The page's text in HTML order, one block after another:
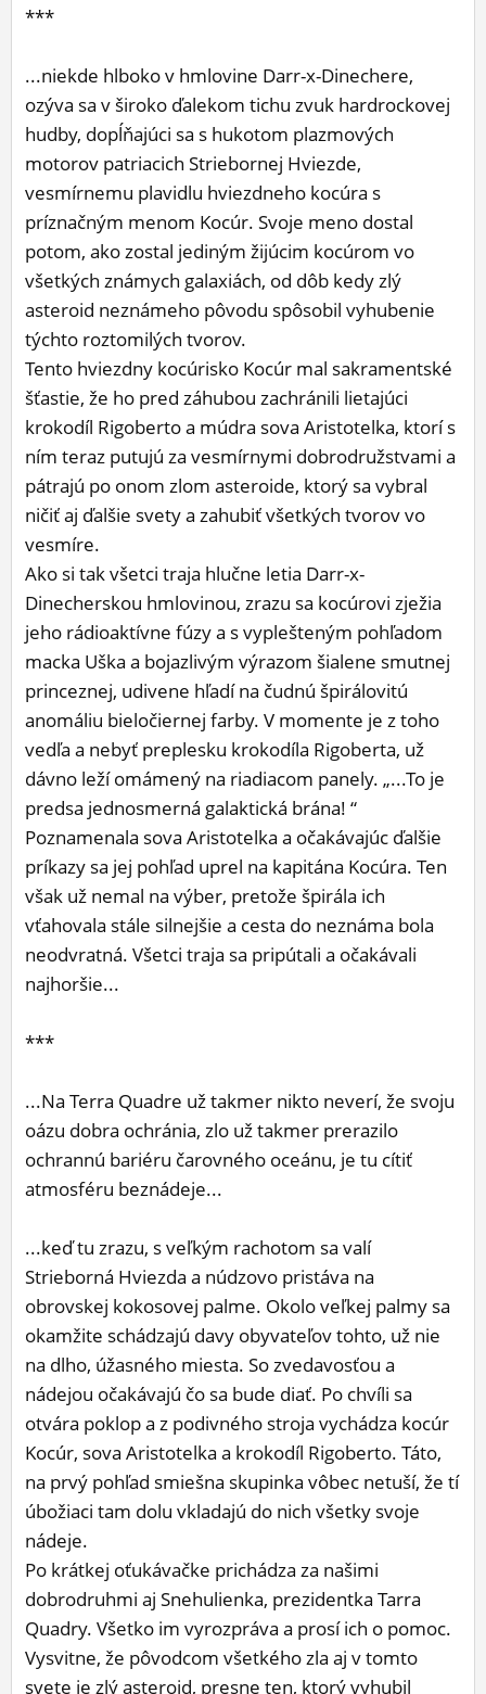
***
...niekde hlboko v hmlovine Darr-x-Dinechere,
ozýva sa v široko ďalekom tichu zvuk hardrockovej
hudby, dopĺňajúci sa s hukotom plazmových
motorov patriacich Striebornej Hviezde,
vesmírnemu plavidlu hviezdneho kocúra s
príznačným menom Kocúr. Svoje meno dostal
potom, ako zostal jediným žijúcim kocúrom vo
všetkých známych galaxiách, od dôb kedy zlý
asteroid neznámeho pôvodu spôsobil vyhubenie
týchto roztomilých tvorov.
Tento hviezdny kocúrisko Kocúr mal sakramentské
šťastie, že ho pred záhubou zachránili lietajúci
krokodíl Rigoberto a múdra sova Aristotelka, ktorí s
ním teraz putujú za vesmírnymi dobrodružstvami a
pátrajú po onom zlom asteroide, ktorý sa vybral
ničiť aj ďalšie svety a zahubiť všetkých tvorov vo
vesmíre.
Ako si tak všetci traja hlučne letia Darr-x-
Dinecherskou hmlovinou, zrazu sa kocúrovi zježia
jeho rádioaktívne fúzy a s vyplešteným pohľadom
macka Uška a bojazlivým výrazom šialene smutnej
princeznej, udivene hľadí na čudnú špirálovitú
anomáliu bieločiernej farby. V momente je z toho
vedľa a nebyť preplesku krokodíla Rigoberta, už
dávno leží omámený na riadiacom panely. „...To je
predsa jednosmerná galaktická brána! “
Poznamenala sova Aristotelka a očakávajúc ďalšie
príkazy sa jej pohľad uprel na kapitána Kocúra. Ten
však už nemal na výber, pretože špirála ich
vťahovala stále silnejšie a cesta do neznáma bola
neodvratná. Všetci traja sa pripútali a očakávali
najhoršie...
***
...Na Terra Quadre už takmer nikto neverí, že svoju
oázu dobra ochránia, zlo už takmer prerazilo
ochrannú bariéru čarovného oceánu, je tu cítiť
atmosféru beznádeje...
...keď tu zrazu, s veľkým rachotom sa valí
Strieborná Hviezda a núdzovo pristáva na
obrovskej kokosovej palme. Okolo veľkej palmy sa
okamžite schádzajú davy obyvateľov tohto, už nie
na dlho, úžasného miesta. So zvedavosťou a
nádejou očakávajú čo sa bude diať. Po chvíli sa
otvára poklop a z podivného stroja vychádza kocúr
Kocúr, sova Aristotelka a krokodíl Rigoberto. Táto,
na prvý pohľad smiešna skupinka vôbec netuší, že tí
úbožiaci tam dolu vkladajú do nich všetky svoje
nádeje.
Po krátkej oťukávačke prichádza za našimi
dobrodruhmi aj Snehulienka, prezidentka Tarra
Quadry. Všetko im vyrozpráva a prosí ich o pomoc.
Vysvitne, že pôvodcom všetkého zla aj v tomto
svete je zlý asteroid, presne ten, ktorý vyhubil